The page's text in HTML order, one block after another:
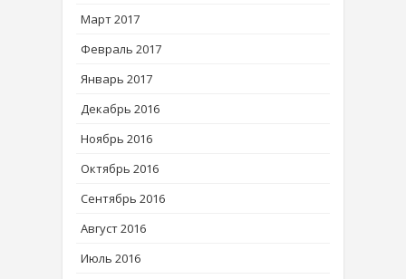
Март 2017
Февраль 2017
Январь 2017
Декабрь 2016
Ноябрь 2016
Октябрь 2016
Сентябрь 2016
Август 2016
Июль 2016